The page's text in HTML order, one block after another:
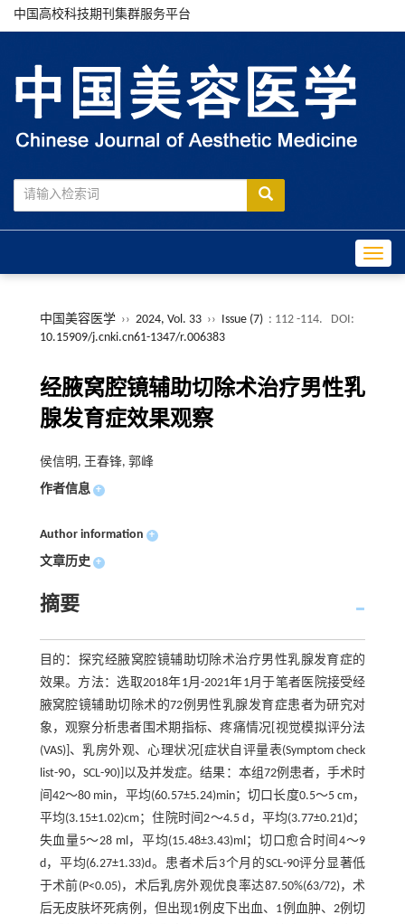
中国高校科技期刊集群服务平台
中国美容医学 ›› 2024, Vol. 33 ›› Issue (7) : 112 -114.
DOI:
10.15909/j.cnki.cn61-1347/r.006383
经腋窝腔镜辅助切除术治疗男性乳
腺发育症效果观察
侯信明, 王春锋, 郭峰
作者信息 +
Author information +
文章历史 +
摘要
目的：探究经腋窝腔镜辅助切除术治疗男性乳腺发育症的
效果。方法：选取2018年1月-2021年1月于笔者医院接受经
腋窝腔镜辅助切除术的72例男性乳腺发育症患者为研究对
象，观察分析患者围术期指标、疼痛情况[视觉模拟评分法
(VAS)]、乳房外观、心理状况[症状自评量表(Symptom check
list-90，SCL-90)]以及并发症。结果：本组72例患者，手术时
间42～80 min，平均(60.57±5.24)min；切口长度0.5～5 cm，
平均(3.15±1.02)cm；住院时间2～4.5 d，平均(3.77±0.21)d；
失血量5～28 ml，平均(15.48±3.43)ml；切口愈合时间4～9
d，平均(6.27±1.33)d。患者术后3个月的SCL-90评分显著低
于术前(P<0.05)，术后乳房外观优良率达87.50%(63/72)，术
后无皮肤坏死病例，但出现1例皮下出血、1例血肿、2例切